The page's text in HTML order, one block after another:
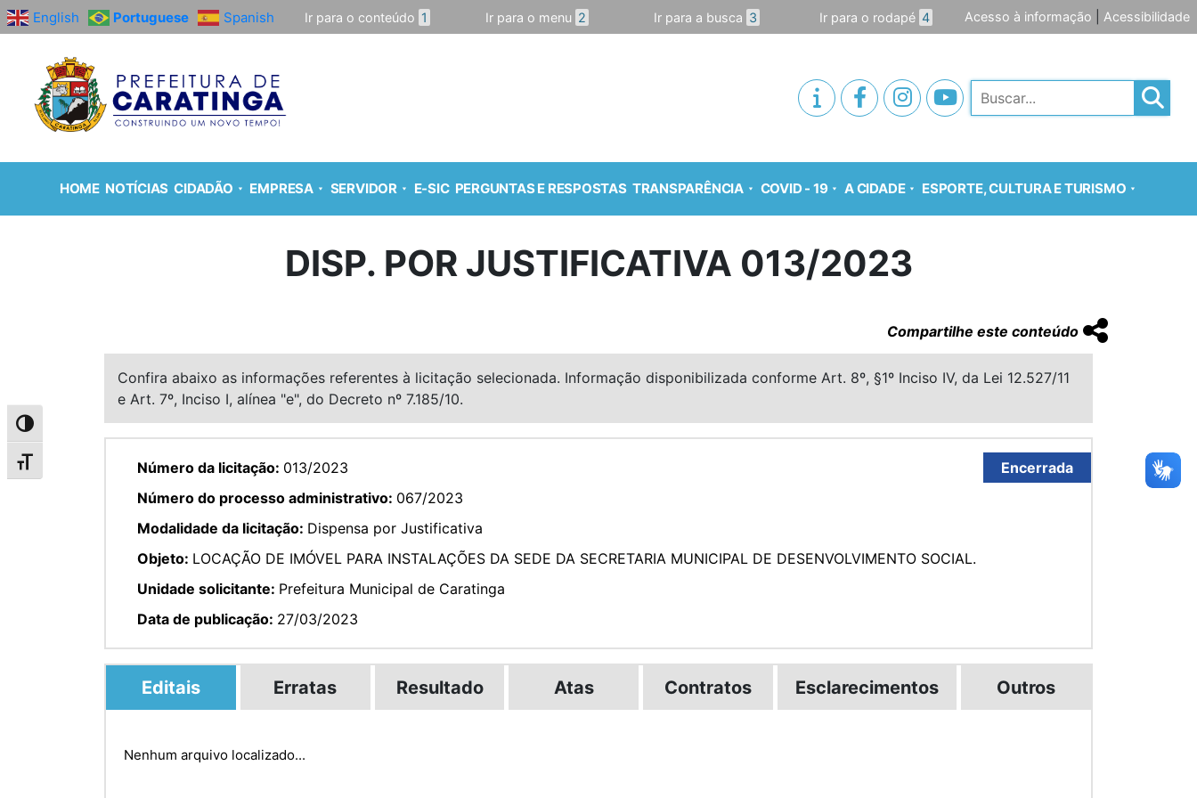
Alternar alto contraste
Alternar tamanho da fonte
English Portuguese Spanish Ir para o conteúdo 1 Ir para o menu 2 Ir para a busca 3 Ir para o rodapé 4 Acesso à informação Acessibilidade
Pesquisar
HOME NOTÍCIAS CIDADÃO EMPRESA SERVIDOR E-SIC PERGUNTAS E RESPOSTAS TRANSPARÊNCIA COVID - 19 A CIDADE ESPORTE, CULTURA E TURISMO
DISP. POR JUSTIFICATIVA 013/2023
Compartilhe este conteúdo
Confira abaixo as informações referentes à licitação selecionada. Informação disponibilizada conforme Art. 8º, §1º Inciso IV, da Lei 12.527/11
e Art. 7º, Inciso I, alínea "e", do Decreto nº 7.185/10.
Encerrada
Número da licitação: 013/2023
Número do processo administrativo: 067/2023
Modalidade da licitação: Dispensa por Justificativa
Objeto: LOCAÇÃO DE IMÓVEL PARA INSTALAÇÕES DA SEDE DA SECRETARIA MUNICIPAL DE DESENVOLVIMENTO SOCIAL.
Unidade solicitante: Prefeitura Municipal de Caratinga
Data de publicação: 27/03/2023
Editais Erratas Resultado Atas Contratos Esclarecimentos Outros
Nenhum arquivo localizado...